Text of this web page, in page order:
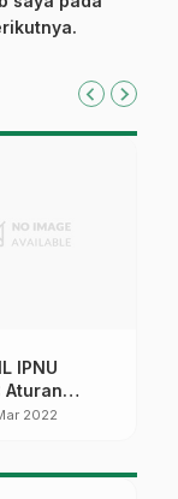
IPNU
Aturan
Perlu
2022